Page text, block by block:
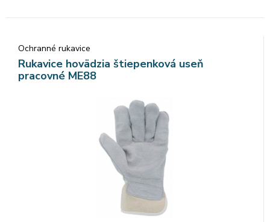
Ochranné rukavice
Rukavice hovädzia štiepenková useň
pracovné ME88